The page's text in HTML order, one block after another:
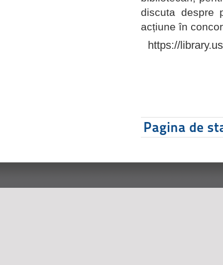
discuta despre
acțiune în
https://
Pagina de